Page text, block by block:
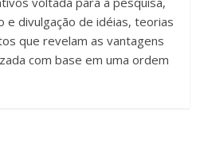
e divulgação de idéias, teorias
que revelam as vantagens
com base em uma ordem